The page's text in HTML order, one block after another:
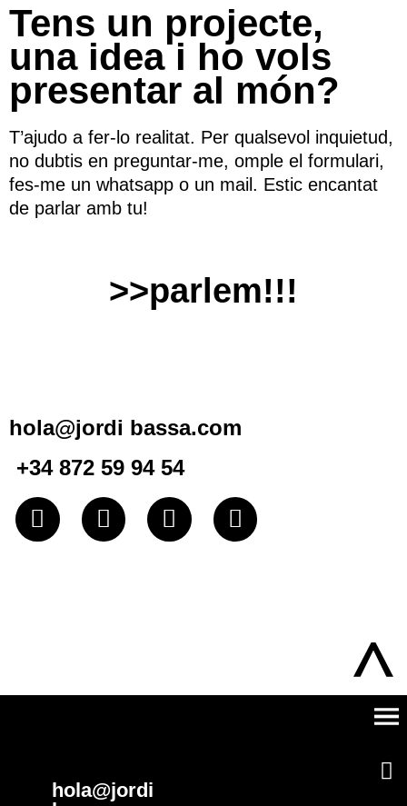
Tens un projecte,
una idea i ho vols
presentar al món?
T’ajudo a fer-lo realitat. Per qualsevol inquietud,
no dubtis en preguntar-me, omple el formulari,
fes-me un whatsapp o un mail. Estic encantat
de parlar amb tu!
>>parlem!!!
hola@jordi bassa.com
+34 872 59 94 54
hola@jordi